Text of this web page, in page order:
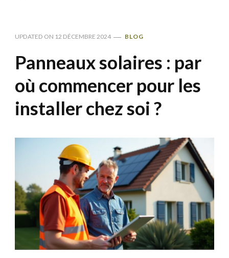
UPDATED ON 12 DÉCEMBRE 2024 BLOG
Panneaux solaires : par
où commencer pour les
installer chez soi ?